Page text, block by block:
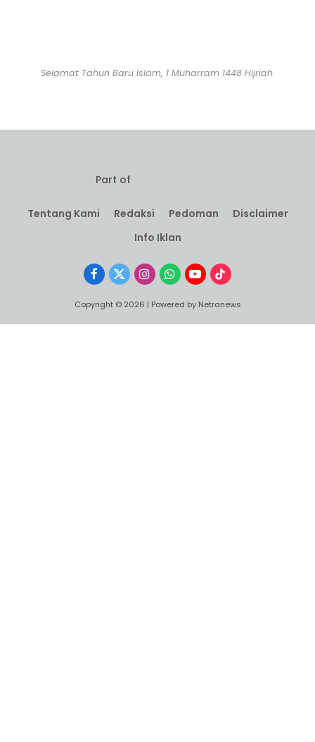
Selamat Tahun Baru Islam, 1 Muharram 1448 Hijriah.
Part of
Tentang Kami Redaksi Pedoman
Disclaimer
Info Iklan
Facebook
X
InstagramWhatsApp
YouTubeTikTok
Copyright © 2026 | Powered by Netranews